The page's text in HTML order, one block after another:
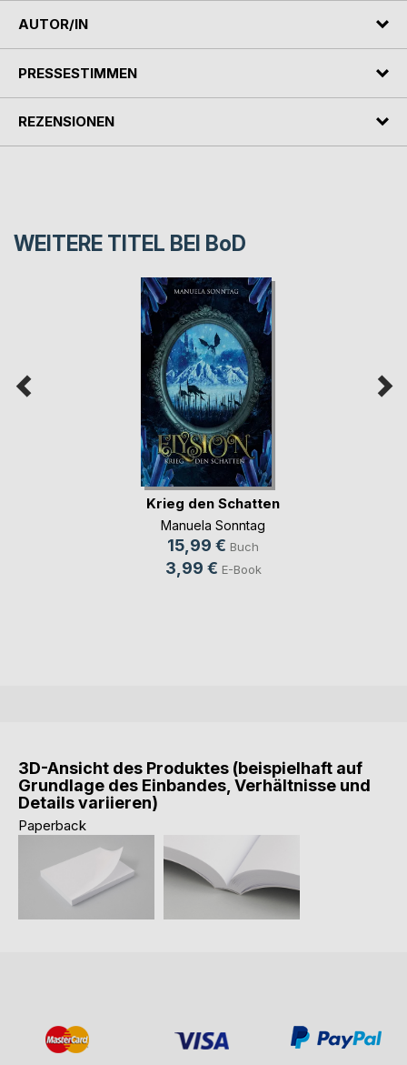
AUTOR/IN
PRESSESTIMMEN
REZENSIONEN
WEITERE TITEL BEI BoD
Krieg den Schatten
Manuela Sonntag
15,99 € Buch
3,99 € E-Book
3D-Ansicht des Produktes (beispielhaft auf
Grundlage des Einbandes, Verhältnisse und
Details variieren)
Paperback